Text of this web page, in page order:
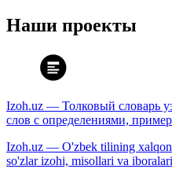
Наши проекты
Izoh.uz — Толковый словарь
слов с определениями,
Izoh.uz — O'zbek tilining
so'zlar izohi, misollari va